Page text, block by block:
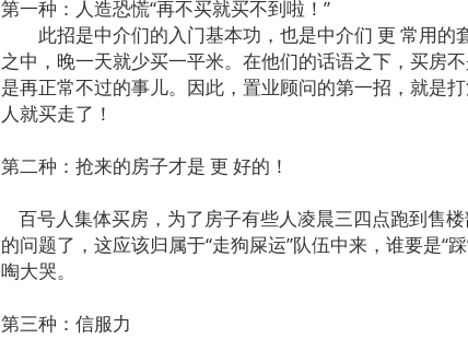
第一种：人造恐慌“再不买就买不到啦！”
此招是中介们的入门基本功，也是中介们 更 常用的
之中，晚一天就少买一平米。在他们的话语之下，买房
是再正常不过的事儿。因此，置业顾问的第一招，就是
人就买走了！
第二种：抢来的房子才是 更 好的！
百号人集体买房，为了房子有些人凌晨三四点跑到售
的问题了，这应该归属于“走狗屎运”队伍中来，谁要是“
啕大哭。
第三种：信服力